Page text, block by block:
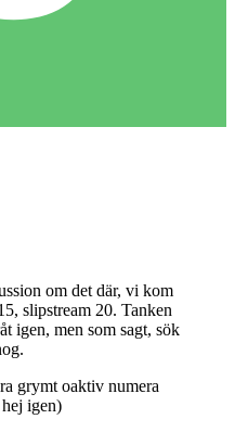
om det där, vi kom
slipstream 20. Tanken
igen, men som sagt, sök
grymt oaktiv numera
igen)